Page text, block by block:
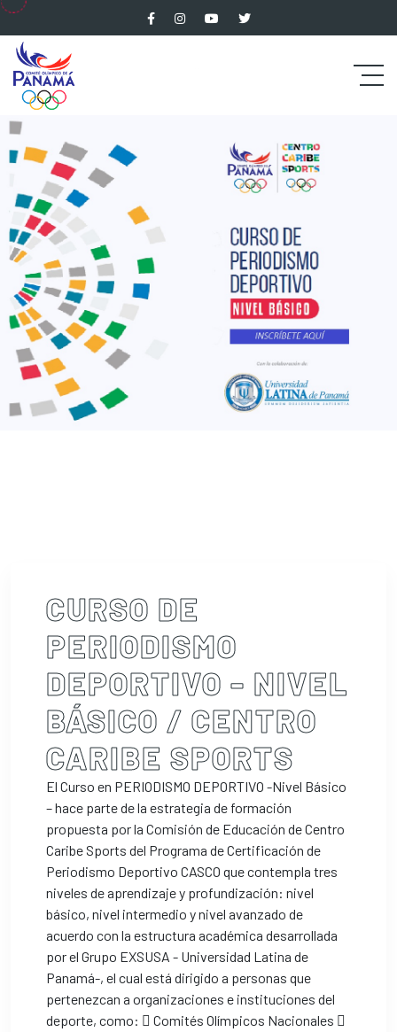
CURSO DE
PERIODISMO
DEPORTIVO - NIVEL
BÁSICO / CENTRO
CARIBE SPORTS
El Curso en PERIODISMO DEPORTIVO -Nivel Básico
– hace parte de la estrategia de formación
propuesta por la Comisión de Educación de Centro
Caribe Sports del Programa de Certificación de
Periodismo Deportivo CASCO que contempla tres
niveles de aprendizaje y profundización: nivel
básico, nivel intermedio y nivel avanzado de
acuerdo con la estructura académica desarrollada
por el Grupo EXSUSA - Universidad Latina de
Panamá-, el cual está dirigido a personas que
pertenezcan a organizaciones e instituciones del
deporte, como:  Comités Olímpicos Nacionales 